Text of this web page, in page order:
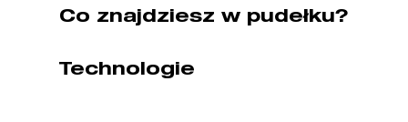
okrągły
WIHA
Co znajdziesz w pudełku?
Technologie